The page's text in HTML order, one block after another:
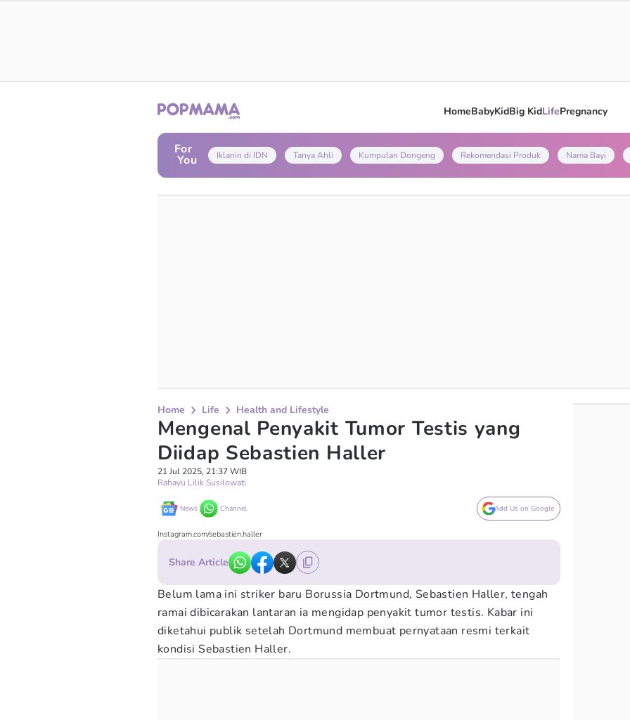
HomeBabyKidBig KidLifePregnancy
For
You Iklanin di IDN Tanya Ahli Kumpulan Dongeng Rekomendasi Produk Nama Bayi
Home Life Health and Lifestyle
Mengenal Penyakit Tumor Testis yang
Diidap Sebastien Haller
21 Jul 2025, 21:37 WIB
Rahayu Lilik Susilowati
News Channel Add Us on Google
Instagram.com/sebastien.haller
Share Article
Belum lama ini striker baru Borussia Dortmund, Sebastien Haller, tengah
ramai dibicarakan lantaran ia mengidap penyakit tumor testis. Kabar ini
diketahui publik setelah Dortmund membuat pernyataan resmi terkait
kondisi Sebastien Haller.